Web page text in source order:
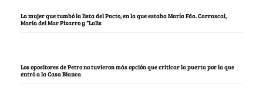
La mujer que tumbó la lista del Pacto, en la que estaba María Fda. Carrascal,
María del Mar Pizarro y “Lalis
Los opositores de Petro no tuvieron más opción que criticar la puerta por la que
entró a la Casa Blanca